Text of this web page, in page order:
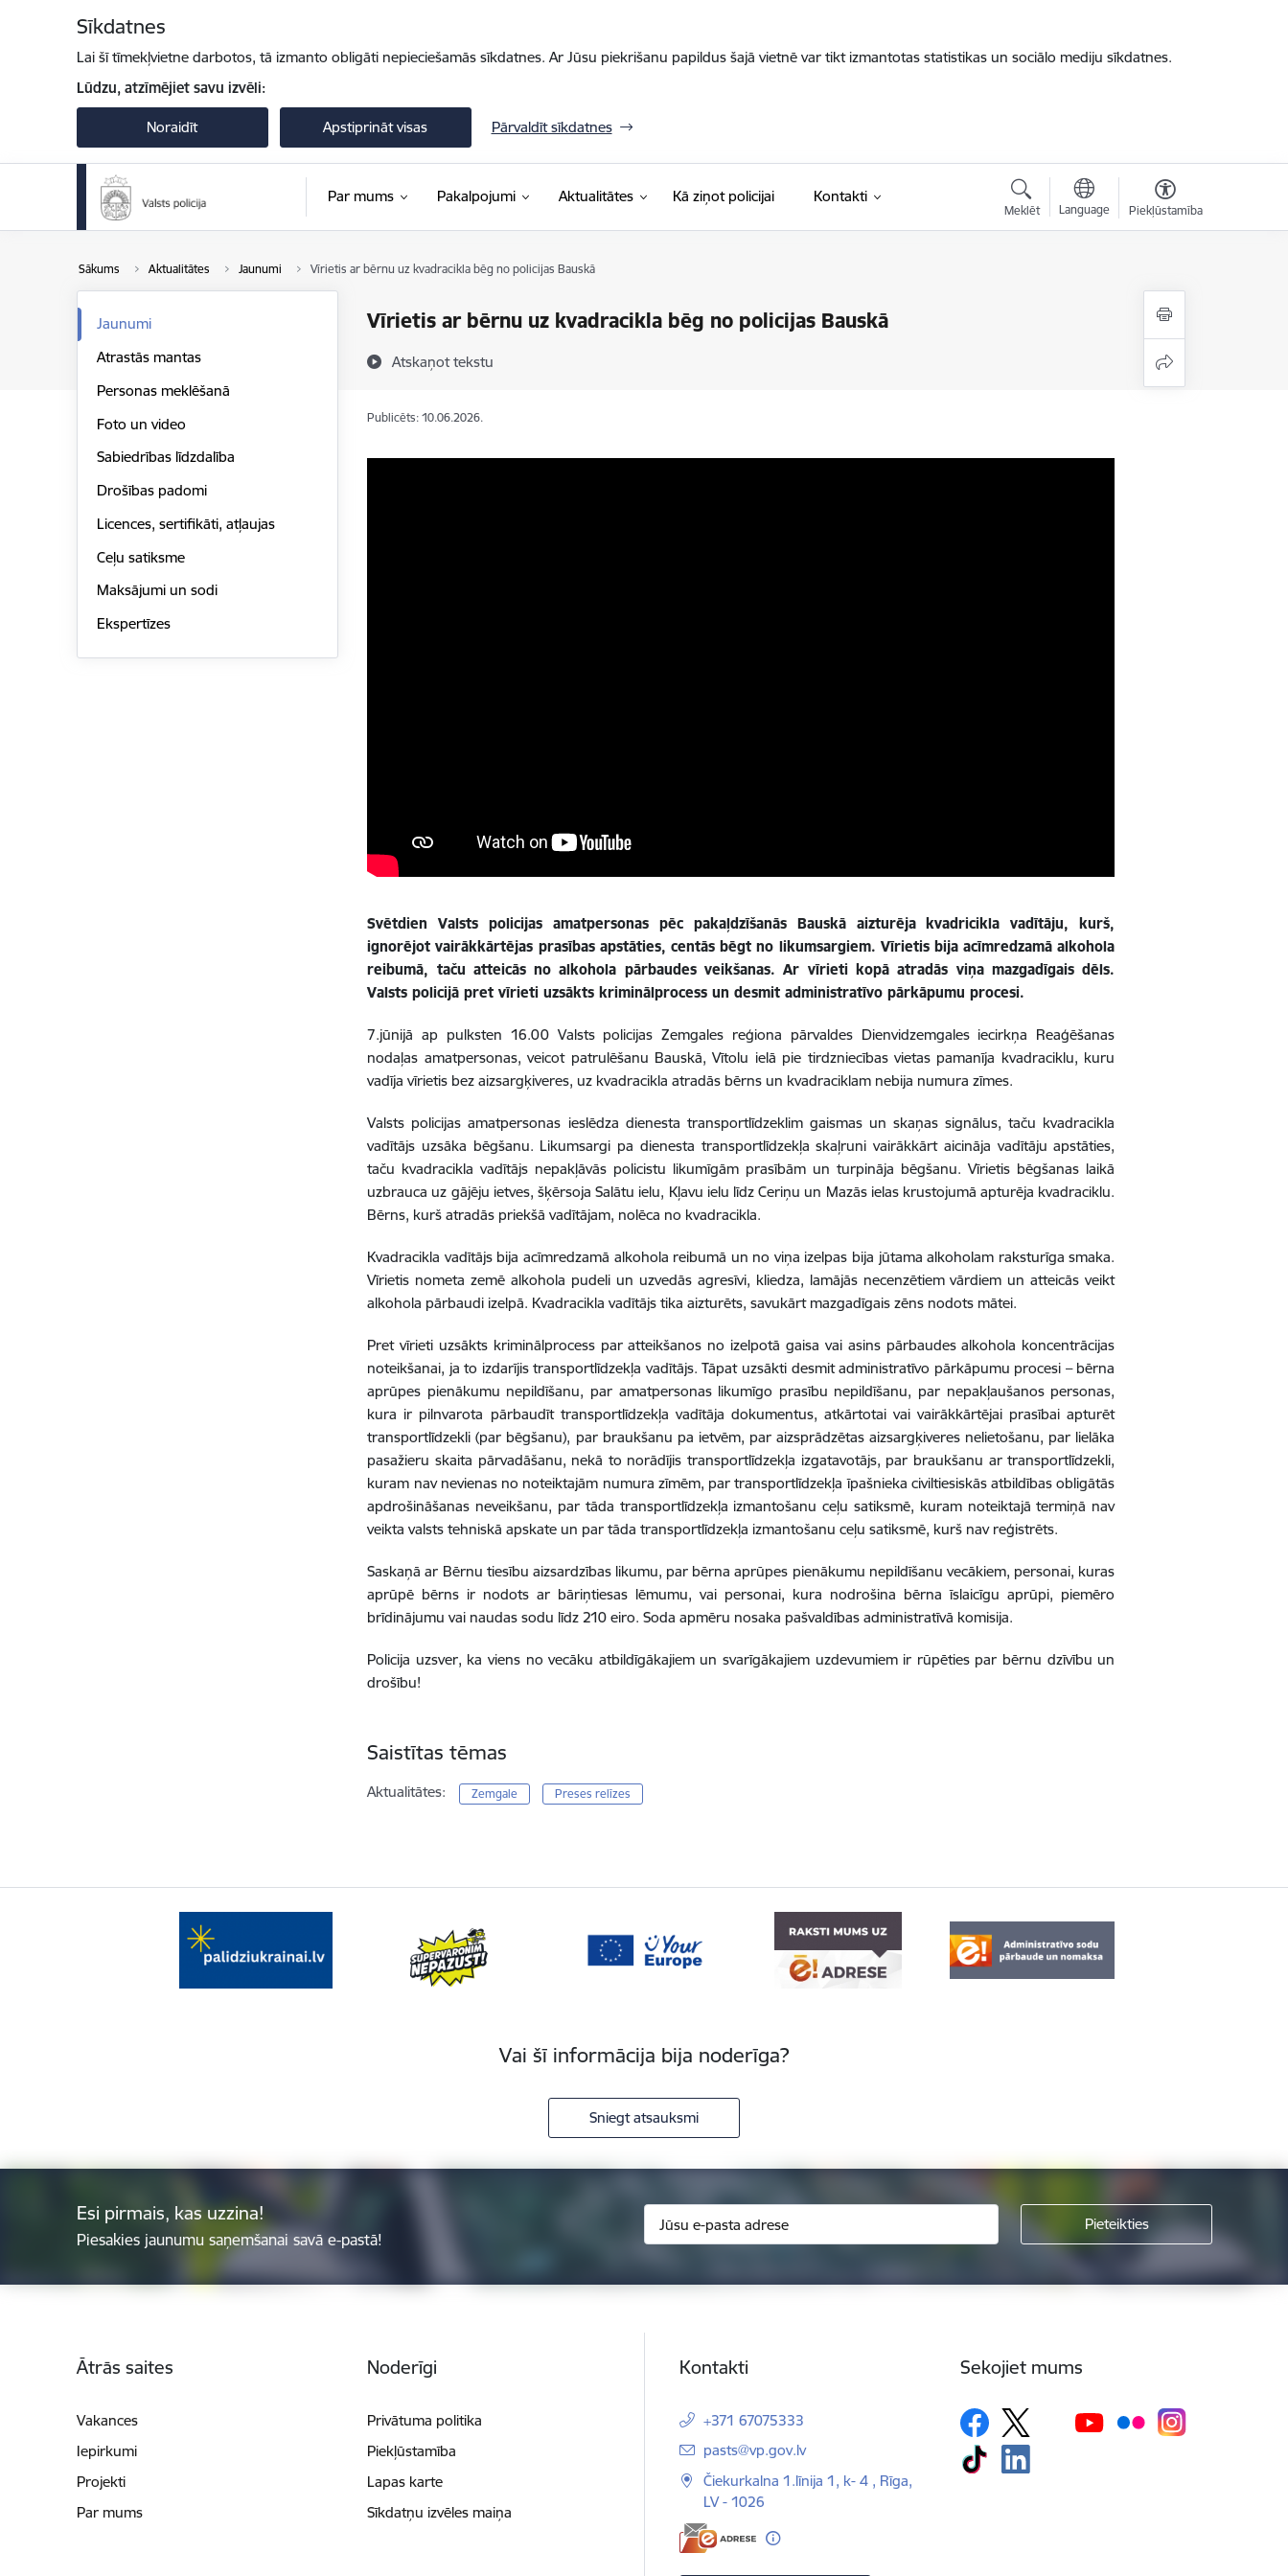
Sīkdatnes
Lai šī tīmekļvietne darbotos, tā izmanto obligāti nepieciešamās sīkdatnes. Ar Jūsu piekrišanu papildus šajā vietnē var tikt izmantotas statistikas un sociālo mediju sīkdatnes.
Lūdzu, atzīmējiet savu izvēli:
Noraidīt Apstiprināt visas Pārvaldīt sīkdatnes
Par mums Pakalpojumi Aktualitātes Kā ziņot policijai Kontakti
Meklēt Language Piekļūstamība
Sākums Aktualitātes Jaunumi Vīrietis ar bērnu uz kvadracikla bēg no policijas Bauskā
Vīrietis ar bērnu uz kvadracikla bēg no policijas Bauskā
Atskaņot tekstu
Jaunumi
Atrastās mantas
Personas meklēšanā
Foto un video
Sabiedrības līdzdalība
Drošības padomi
Licences, sertifikāti, atļaujas
Ceļu satiksme
Maksājumi un sodi
Ekspertīzes
Publicēts: 10.06.2026.
Svētdien Valsts policijas amatpersonas pēc pakaļdzīšanās Bauskā aizturēja kvadricikla vadītāju, kurš,
ignorējot vairākkārtējas prasības apstāties, centās bēgt no likumsargiem. Vīrietis bija acīmredzamā alkohola
reibumā, taču atteicās no alkohola pārbaudes veikšanas. Ar vīrieti kopā atradās viņa mazgadīgais dēls.
Valsts policijā pret vīrieti uzsākts kriminālprocess un desmit administratīvo pārkāpumu procesi.
7.jūnijā ap pulksten 16.00 Valsts policijas Zemgales reģiona pārvaldes Dienvidzemgales iecirkņa Reaģēšanas
nodaļas amatpersonas, veicot patrulēšanu Bauskā, Vītolu ielā pie tirdzniecības vietas pamanīja kvadraciklu, kuru
vadīja vīrietis bez aizsargķiveres, uz kvadracikla atradās bērns un kvadraciklam nebija numura zīmes.
Valsts policijas amatpersonas ieslēdza dienesta transportlīdzeklim gaismas un skaņas signālus, taču kvadracikla
vadītājs uzsāka bēgšanu. Likumsargi pa dienesta transportlīdzekļa skaļruni vairākkārt aicināja vadītāju apstāties,
taču kvadracikla vadītājs nepakļāvās policistu likumīgām prasībām un turpināja bēgšanu. Vīrietis bēgšanas laikā
uzbrauca uz gājēju ietves, šķērsoja Salātu ielu, Kļavu ielu līdz Ceriņu un Mazās ielas krustojumā apturēja kvadraciklu.
Bērns, kurš atradās priekšā vadītājam, nolēca no kvadracikla.
Kvadracikla vadītājs bija acīmredzamā alkohola reibumā un no viņa izelpas bija jūtama alkoholam raksturīga smaka.
Vīrietis nometa zemē alkohola pudeli un uzvedās agresīvi, kliedza, lamājās necenzētiem vārdiem un atteicās veikt
alkohola pārbaudi izelpā. Kvadracikla vadītājs tika aizturēts, savukārt mazgadīgais zēns nodots mātei.
Pret vīrieti uzsākts kriminālprocess par atteikšanos no izelpotā gaisa vai asins pārbaudes alkohola koncentrācijas
noteikšanai, ja to izdarījis transportlīdzekļa vadītājs. Tāpat uzsākti desmit administratīvo pārkāpumu procesi – bērna
aprūpes pienākumu nepildīšanu, par amatpersonas likumīgo prasību nepildīšanu, par nepakļaušanos personas,
kura ir pilnvarota pārbaudīt transportlīdzekļa vadītāja dokumentus, atkārtotai vai vairākkārtējai prasībai apturēt
transportlīdzekli (par bēgšanu), par braukšanu pa ietvēm, par aizsprādzētas aizsargķiveres nelietošanu, par lielāka
pasažieru skaita pārvadāšanu, nekā to norādījis transportlīdzekļa izgatavotājs, par braukšanu ar transportlīdzekli,
kuram nav nevienas no noteiktajām numura zīmēm, par transportlīdzekļa īpašnieka civiltiesiskās atbildības obligātās
apdrošināšanas neveikšanu, par tāda transportlīdzekļa izmantošanu ceļu satiksmē, kuram noteiktajā termiņā nav
veikta valsts tehniskā apskate un par tāda transportlīdzekļa izmantošanu ceļu satiksmē, kurš nav reģistrēts.
Saskaņā ar Bērnu tiesību aizsardzības likumu, par bērna aprūpes pienākumu nepildīšanu vecākiem, personai, kuras
aprūpē bērns ir nodots ar bāriņtiesas lēmumu, vai personai, kura nodrošina bērna īslaicīgu aprūpi, piemēro
brīdinājumu vai naudas sodu līdz 210 eiro. Soda apmēru nosaka pašvaldības administratīvā komisija.
Policija uzsver, ka viens no vecāku atbildīgākajiem un svarīgākajiem uzdevumiem ir rūpēties par bērnu dzīvību un
drošību!
Saistītas tēmas
Aktualitātes: Zemgale Preses relīzes
Vai šī informācija bija noderīga?
Sniegt atsauksmi
Esi pirmais, kas uzzina!
Piesakies jaunumu saņemšanai savā e-pastā!
Ātrās saites
Vakances
Iepirkumi
Projekti
Par mums
Noderīgi
Privātuma politika
Piekļūstamība
Lapas karte
Sīkdatņu izvēles maiņa
Kontakti
+371 67075333
E-pasts:
pasts@vp.gov.lv
Čiekurkalna 1.līnija 1, k- 4 , Rīga,
LV - 1026
Sekojiet mums